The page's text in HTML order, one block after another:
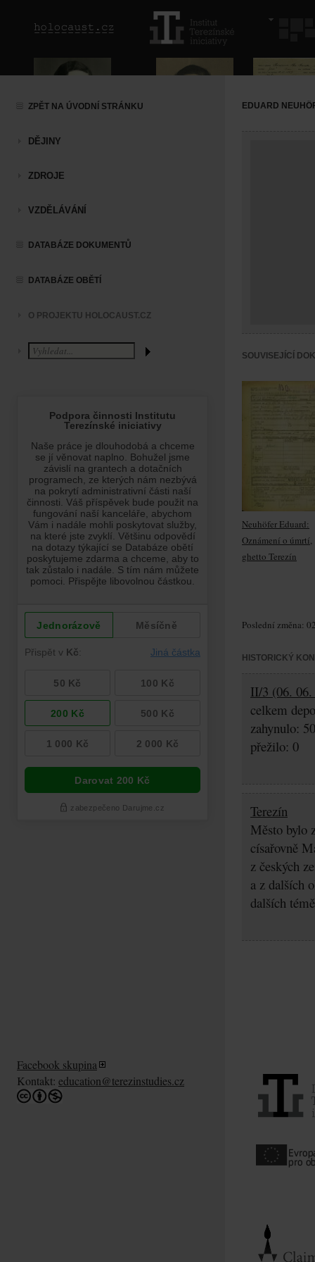
ZPĚT NA ÚVODNÍ STRÁNKU
DĚJINY
ZDROJE
VZDĚLÁVÁNÍ
DATABÁZE DOKUMENTŮ
DATABÁZE OBĚTÍ
O PROJEKTU HOLOCAUST.CZ
EDUARD
SOUVISEJÍCÍ
Neuhöfer Eduard:
Oznámení o úmrtí,
ghetto Terezín
Poslední změna:
HISTORICKÝ
II/3 (06.
celkem
zahynulo: 50
přežilo: 0
Terezín
Město bylo
císařovně
z českých
a z dalších
dalších
Facebook skupina
Kontakt: education@terezinstudies.cz